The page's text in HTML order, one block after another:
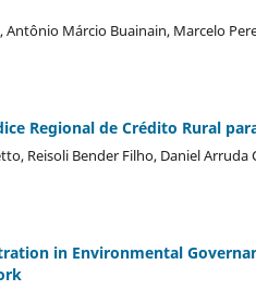
Antônio Márcio Buainain, Marcelo
Regional de Crédito Rural
Reisoli Bender Filho, Daniel
in Environmental